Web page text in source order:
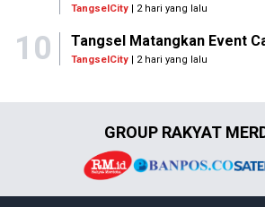
TangselCity| 2 hari yang lalu
10 Tangsel Matangkan Event
TangselCity | 2 hari yang lalu
GROUP RAKYAT